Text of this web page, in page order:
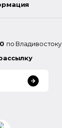
по Владивостоку